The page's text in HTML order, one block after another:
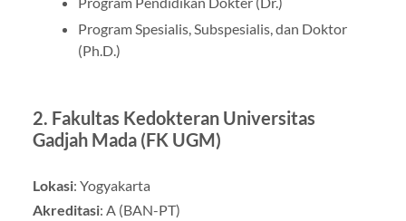
Program Spesialis, Subspesialis, dan Doktor
(Ph.D.)
2. Fakultas Kedokteran Universitas
Gadjah Mada (FK UGM)
Lokasi: Yogyakarta
Akreditasi: A (BAN-PT)